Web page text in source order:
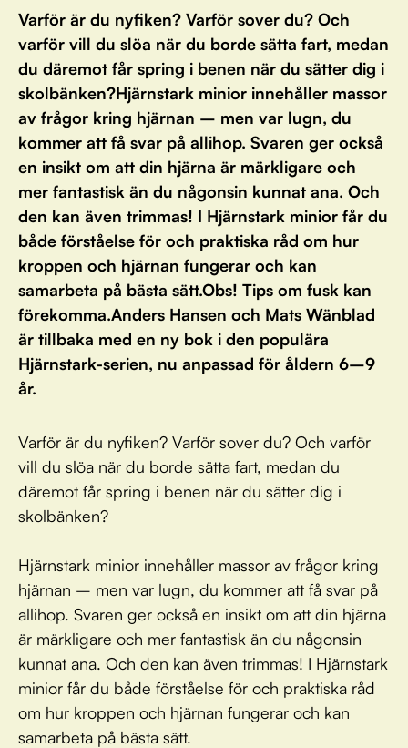
Varför är du nyfiken? Varför sover du? Och
varför vill du slöa när du borde sätta fart, medan
du däremot får spring i benen när du sätter dig i
skolbänken?Hjärnstark minior innehåller massor
av frågor kring hjärnan – men var lugn, du
kommer att få svar på allihop. Svaren ger också
en insikt om att din hjärna är märkligare och
mer fantastisk än du någonsin kunnat ana. Och
den kan även trimmas! I Hjärnstark minior får du
både förståelse för och praktiska råd om hur
kroppen och hjärnan fungerar och kan
samarbeta på bästa sätt.Obs! Tips om fusk kan
förekomma.Anders Hansen och Mats Wänblad
är tillbaka med en ny bok i den populära
Hjärnstark-serien, nu anpassad för åldern 6–9
år.
Varför är du nyfiken? Varför sover du? Och varför
vill du slöa när du borde sätta fart, medan du
däremot får spring i benen när du sätter dig i
skolbänken?
Hjärnstark minior innehåller massor av frågor kring
hjärnan – men var lugn, du kommer att få svar på
allihop. Svaren ger också en insikt om att din hjärna
är märkligare och mer fantastisk än du någonsin
kunnat ana. Och den kan även trimmas! I Hjärnstark
minior får du både förståelse för och praktiska råd
om hur kroppen och hjärnan fungerar och kan
samarbeta på bästa sätt.